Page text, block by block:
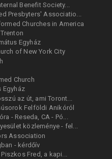
Benefit Society...
Presbyters' Associatio...
Churches in America
Egyház
of New York City
Church
Egyház
az út, ami Toront...
Felföldi Anikóról
- Reseda, CA - Pó...
közleménye - fel...
Association
- kérdőív
Fred, a kapi...